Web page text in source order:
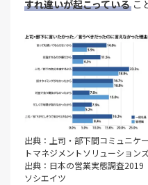
すれ違いが起こっている こ
出典：上司・部下間コミュニケ
トマネジメントソリューション
出典：日本の営業実態調査
ソシエイツ